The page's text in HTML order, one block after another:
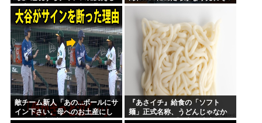
日本人の本気の遊び心に世界か
ら称賛の声
う
敵チーム新人「あの...ボールにサ
イン下さい。母へのお土産にし
たくて」大谷翔平「ダメだ」→
『あさイチ』給食の「ソフト
麺」正式名称、うどんじゃなか
った… ネット「衝撃の事実」